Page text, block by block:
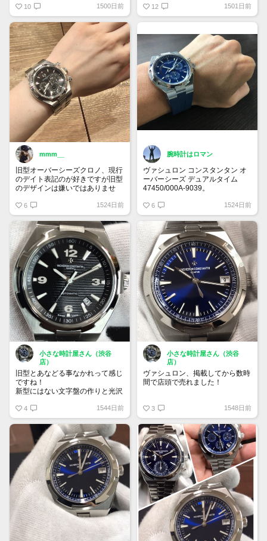
厚さ9.6mm、ケース径40mm。
ブレスの着け心地は非常に良いで
す。
スーツに合わせて着けていたら間
違いなくキマる1本。
ブレスタイプなのでこれからの季
節でも問題なく使えますね。
10 1500日前
数が少ないうえにスイス限定の
為、実物を見る事が非常に困難な
通常のシルバー文字盤と比べて文
字盤の外側のデザインが1番の違
いでしょうか。
個人的に好きなデザインです。
12 1501日前
mmm__
旧型オーバーシーズクロノ、現行
のデイト表記のが好きですが旧型
のデザインは嫌いではありませ
6 1524日前
腕時計はロマン
ヴァシュロン コンスタンタン オ
ーバーシーズ デュアルタイム
47450/000A-9039。
が、個人的にはパワーリザーブが
ついたデュアルタイムに色気を感
じます。うん、カッコいい！
6 1524日前
小さな時計屋さん（渋谷
店）
旧型とあなどる事なかれって感じ
ですね！
新型にはない文字盤の作りと光沢
ブラック好きにはたまらないか
と！
是非ご検討をお願いします！
4 1544日前
小さな時計屋さん（渋谷
店）
ヴァシュロン、掲載してから数時
間で店頭で売れました！
しますので何卒宜しくお願い致し
ます！
3 1548日前